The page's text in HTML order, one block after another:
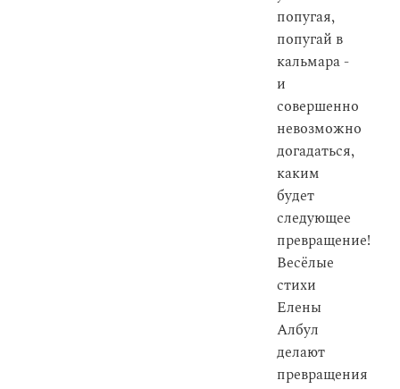
попугая,
попугай в
кальмара -
и
совершенно
невозможно
догадаться,
каким
будет
следующее
превращение!
Весёлые
стихи
Елены
Албул
делают
превращения